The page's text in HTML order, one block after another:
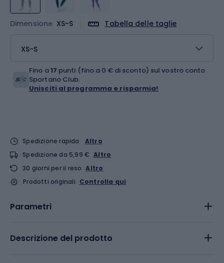
Dimensione XS-S Tabella delle taglie
XS-S
Fino a17 punti (fino a 0 € di sconto) sul vostro conto
Sportano Club.
Unisciti al programma e risparmia!
Spedizione rapida
Altro
Spedizione da 5,99 € Altro
30 giorni per il reso Altro
Prodotti originali Controlla qui
Parametri
Descrizione del prodotto